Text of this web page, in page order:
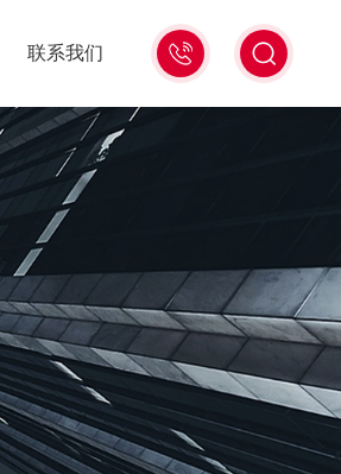
18516586104
微
联系我们